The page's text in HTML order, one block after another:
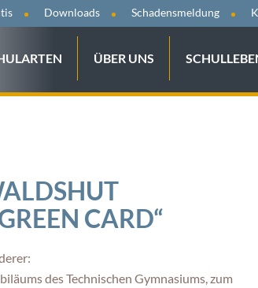
Downloads Schadensmeldung
ÜBER UNS
CARD“
des Technischen Gymnasiums, zum